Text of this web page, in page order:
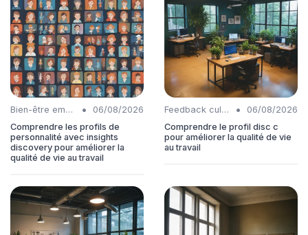
Bien-être employés •
06/08/2026
Comprendre les profils de
personnalité avec insights
discovery pour améliorer la
qualité de vie au travail
Feedback culture •
06/08/2026
Comprendre le profil disc c
pour améliorer la qualité de vie
au travail